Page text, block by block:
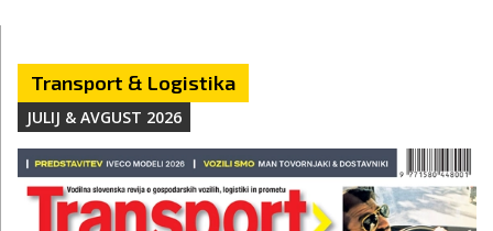
Transport & Logistika
JULIJ & AVGUST 2026